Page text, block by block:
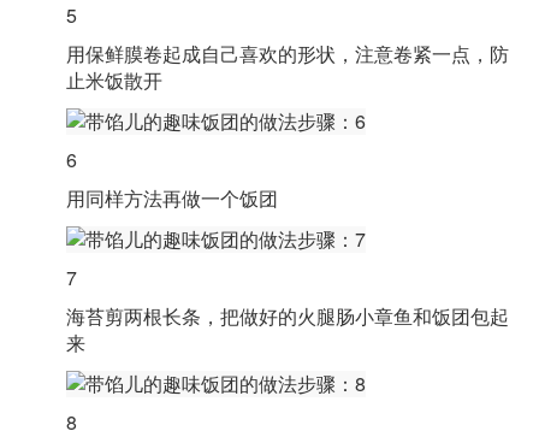
5
用保鲜膜卷起成自己喜欢的形状，注意卷紧一点，防
止米饭散开
6
用同样方法再做一个饭团
7
海苔剪两根长条，把做好的火腿肠小章鱼和饭团包起
来
8